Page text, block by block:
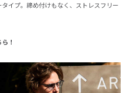
イプ。締め付けもなく、ストレスフリー
！